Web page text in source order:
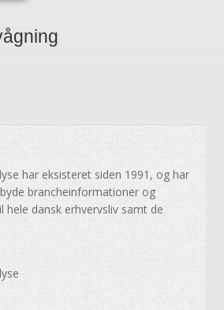
har eksisteret siden 1991, og har
brancheinformationer og
hele dansk erhvervsliv samt de